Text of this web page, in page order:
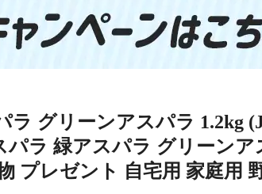
ラ グリーンアスパラ 1.2kg
ラ 緑アスパラ グリーン
プレゼント 自宅用 家庭用